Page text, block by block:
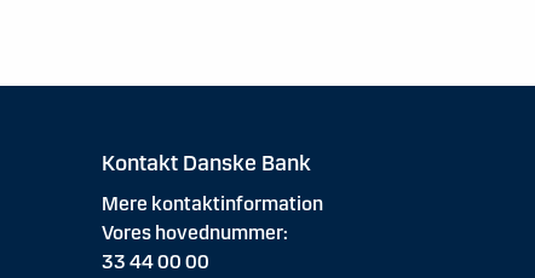
Kontakt Danske Bank
Mere kontaktinformation
Vores hovednummer:
33 44 00 00